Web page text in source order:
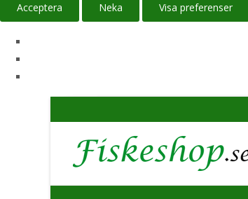
Acceptera Neka Visa preferenser